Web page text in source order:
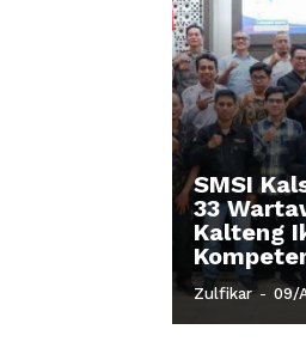
SMSI
33
Kalteng
Zulfikar - 09/